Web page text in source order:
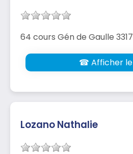
64 cours Gén de Gaulle
☎ Afficher le
Lozano Nathalie